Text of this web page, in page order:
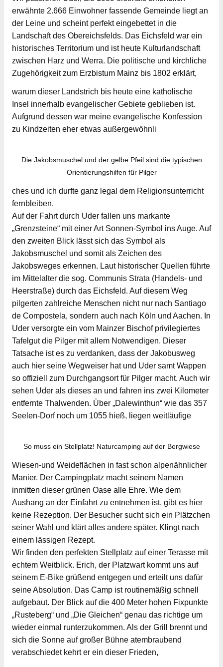
erwähnte 2.666 Einwohner fassende Gemeinde liegt an
der Leine und scheint perfekt eingebettet in die
Landschaft des Obereichsfelds. Das Eichsfeld war ein
historisches Territorium und ist heute Kulturlandschaft
zwischen Harz und Werra. Die politische und kirchliche
Zugehörigkeit zum Erzbistum Mainz bis 1802 erklärt,
warum dieser Landstrich bis heute eine katholische
Insel innerhalb evangelischer Gebiete geblieben ist.
Aufgrund dessen war meine evangelische Konfession
zu Kindzeiten eher etwas außergewöhnli
Die Jakobsmuschel und der gelbe Pfeil sind die typischen
Orientierungshilfen für Pilger
ches und ich durfte ganz legal dem Religionsunterricht
fernbleiben.
Auf der Fahrt durch Uder fallen uns markante
„Grenzsteine“ mit einer Art Sonnen-Symbol ins Auge. Auf
den zweiten Blick lässt sich das Symbol als
Jakobsmuschel und somit als Zeichen des
Jakobsweges erkennen. Laut historischer Quellen führte
im Mittelalter die sog. Communis Strata (Handels- und
Heerstraße) durch das Eichsfeld. Auf diesem Weg
pilgerten zahlreiche Menschen nicht nur nach Santiago
de Compostela, sondern auch nach Köln und Aachen. In
Uder versorgte ein vom Mainzer Bischof privilegiertes
Tafelgut die Pilger mit allem Notwendigen. Dieser
Tatsache ist es zu verdanken, dass der Jakobusweg
auch hier seine Wegweiser hat und Uder samt Wappen
so offiziell zum Durchgangsort für Pilger macht. Auch wir
sehen Uder als dieses an und fahren ins zwei Kilometer
entfernte Thalwenden. Über „Dalewinthun“ wie das 357
Seelen-Dorf noch um 1055 hieß, liegen weitläufige
So muss ein Stellplatz! Naturcamping auf der Bergwiese
Wiesen-und Weideflächen in fast schon alpenähnlicher
Manier. Der Campingplatz macht seinem Namen
inmitten dieser grünen Oase alle Ehre. Wie dem
Aushang an der Einfahrt zu entnehmen ist, gibt es hier
keine Rezeption. Der Besucher sucht sich ein Plätzchen
seiner Wahl und klärt alles andere später. Klingt nach
einem lässigen Rezept.
Wir finden den perfekten Stellplatz auf einer Terasse mit
echtem Weitblick. Erich, der Platzwart kommt uns auf
seinem E-Bike grüßend entgegen und erteilt uns dafür
seine Absolution. Das Camp ist routinemäßig schnell
aufgebaut. Der Blick auf die 400 Meter hohen Fixpunkte
„Rusteberg“ und „Die Gleichen“ genau das richtige um
wieder einmal runterzukommen. Als der Grill brennt und
sich die Sonne auf großer Bühne atembraubend
verabschiedet kehrt er ein dieser Frieden,